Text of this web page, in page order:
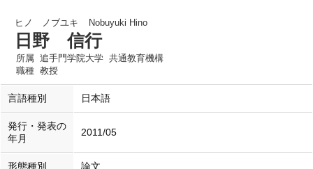
ヒノ ノブユキ Nobuyuki Hino
日野 信行
所属 追手門学院大学 共通教育機構
職種 教授
言語種別 日本語
発行・発表の
年月
2011/05
形態種別 論文